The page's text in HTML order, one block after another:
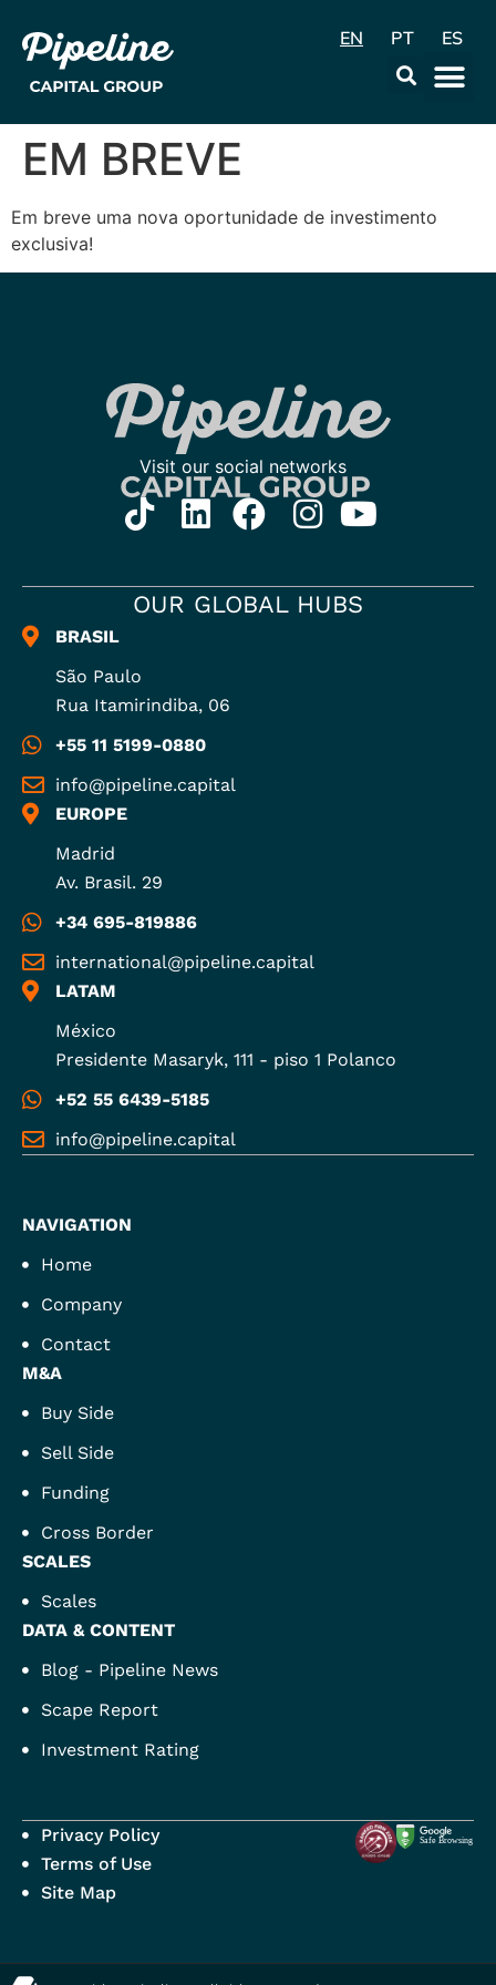
EN PT ES
EM BREVE
Em breve uma nova oportunidade de investimento
exclusiva!
OUR GLOBAL HUBS
BRASIL
São Paulo
Rua Itamirindiba, 06
+55 11 5199-0880
info@pipeline.capital
EUROPE
Madrid
Av. Brasil. 29
+34 695-819886
international@pipeline.capital
LATAM
México
Presidente Masaryk, 111 - piso 1 Polanco
+52 55 6439-5185
info@pipeline.capital
NAVIGATION
Home
Company
Contact
M&A
Buy Side
Sell Side
Funding
Cross Border
SCALES
Scales
DATA & CONTENT
Blog - Pipeline News
Scape Report
Investment Rating
Privacy Policy
Terms of Use
Site Map